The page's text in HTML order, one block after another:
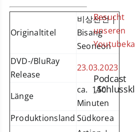
Originaltitel
비상선언 |
Bisang
Seoneon
DVD-/BluRay
Release
23.03.2023
Länge
ca. 140
Minuten
Produktionsland Südkorea
Besucht
unseren
Podcast